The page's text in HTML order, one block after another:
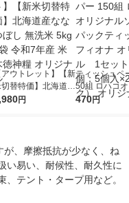
アウトレット】【新
替特価】北海道産
つぼし 無洗米 5k
円
ティッシュペ
50組 ロハコ
ルソフトパッ
オリジナル
470円
、摩擦抵抗が少なく、ね
い易い、耐候性、耐久性に
テント・タープ用など。